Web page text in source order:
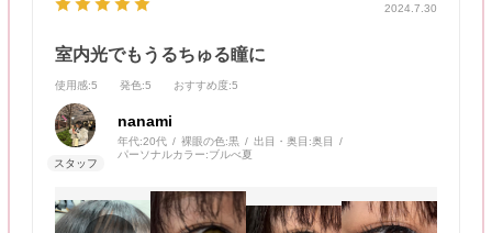
2024.7.30
室内光でもうるちゅる瞳に
使用感:5 発色:5 おすすめ度:5
nanami
年代:20代 裸眼の色:黒 出目・奥目:奥目
パーソナルカラー:ブルべ夏